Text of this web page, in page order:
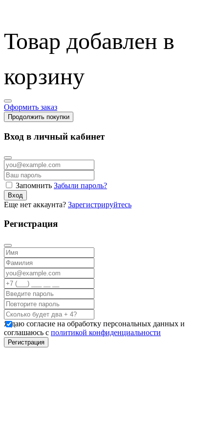
Товар добавлен в
корзину
Оформить заказ
Продолжить покупки
Вход в личный кабинет
Запомнить Забыли пароль?
Вход
Еще нет аккаунта? Зарегистрируйтесь
Регистрация
Я даю согласие на обработку персональных данных и
соглашаюсь с политикой конфиденциальности
Регистрация